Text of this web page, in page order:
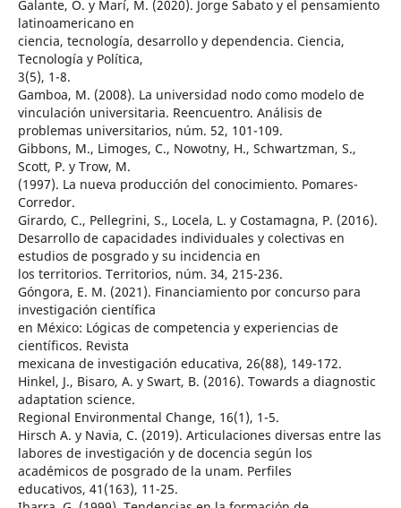
Galante, O. y Marí, M. (2020). Jorge Sabato y el pensamiento
latinoamericano en
ciencia, tecnología, desarrollo y dependencia. Ciencia,
Tecnología y Política,
3(5), 1-8.
Gamboa, M. (2008). La universidad nodo como modelo de
vinculación universitaria. Reencuentro. Análisis de
problemas universitarios, núm. 52, 101-109.
Gibbons, M., Limoges, C., Nowotny, H., Schwartzman, S.,
Scott, P. y Trow, M.
(1997). La nueva producción del conocimiento. Pomares-
Corredor.
Girardo, C., Pellegrini, S., Locela, L. y Costamagna, P. (2016).
Desarrollo de capacidades individuales y colectivas en
estudios de posgrado y su incidencia en
los territorios. Territorios, núm. 34, 215-236.
Góngora, E. M. (2021). Financiamiento por concurso para
investigación científica
en México: Lógicas de competencia y experiencias de
científicos. Revista
mexicana de investigación educativa, 26(88), 149-172.
Hinkel, J., Bisaro, A. y Swart, B. (2016). Towards a diagnostic
adaptation science.
Regional Environmental Change, 16(1), 1-5.
Hirsch A. y Navia, C. (2019). Articulaciones diversas entre las
labores de investigación y de docencia según los
académicos de posgrado de la unam. Perfiles
educativos, 41(163), 11-25.